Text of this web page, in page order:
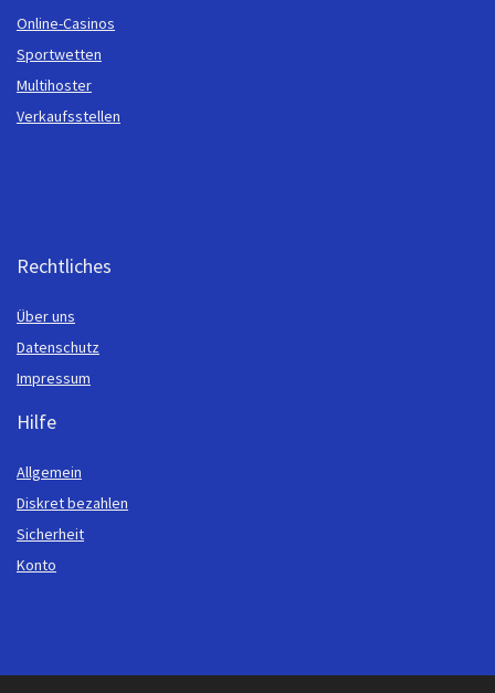
Online-Casinos
Sportwetten
Multihoster
Verkaufsstellen
Rechtliches
Über uns
Datenschutz
Impressum
Hilfe
Allgemein
Diskret bezahlen
Sicherheit
Konto